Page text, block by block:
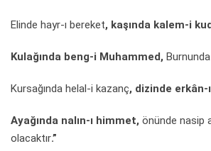
Elinde hayr-ı bereket, kaşında kalem-i
Kulağında beng-i Muhammed,
Kursağında helal-i kazanç, dizinde erkân-
Ayağında nalın-ı himmet, önünde nasip
olacaktır.”